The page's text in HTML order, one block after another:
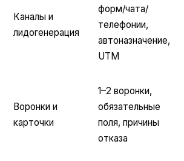
Каналы и
лидогенерация
форм/чата/
телефонии,
автоназначение,
UTM
Воронки и
карточки
1–2 воронки,
обязательные
поля, причины
отказа